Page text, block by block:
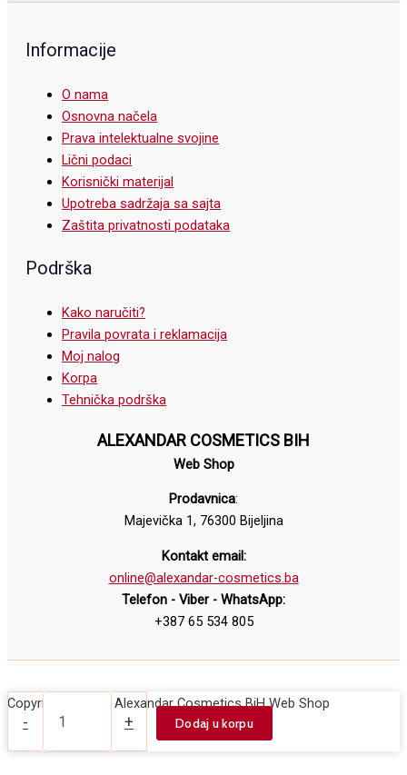
Informacije
O nama
Osnovna načela
Prava intelektualne svojine
Lični podaci
Korisnički materijal
Upotreba sadržaja sa sajta
Zaštita privatnosti podataka
Podrška
Kako naručiti?
Pravila povrata i reklamacija
Moj nalog
Korpa
Tehnička podrška
ALEXANDAR COSMETICS BIH
Web Shop
Prodavnica:
Majevička 1, 76300 Bijeljina
Kontakt email:
online@alexandar-cosmetics.ba
Telefon - Viber - WhatsApp:
+387 65 534 805
Copyright © 2026 Alexandar Cosmetics BiH Web Shop
-
Vosak
depilaciju
+ Dodaj u korpu